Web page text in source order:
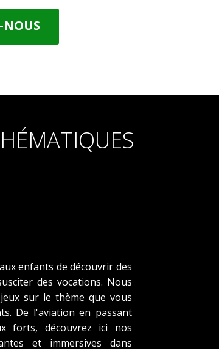
NOUS
enfants de découvrir des
des vocations. Nous
sur le thème que vous
De l'aviation en passant
forts, découvrez ici nos
et immersives dans